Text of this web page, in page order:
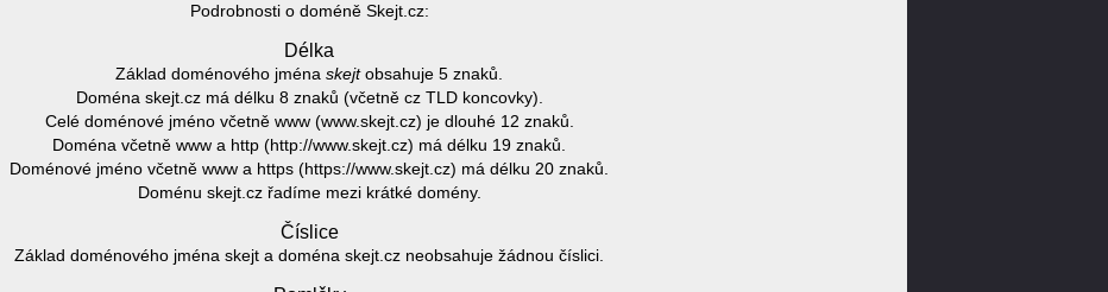
Podrobnosti o doméně Skejt.cz:
Délka
Základ doménového jména skejtobsahuje 5 znaků.
Doména skejt.cz má délku 8 znaků (včetně cz TLD koncovky).
Celé doménové jméno včetně www (www.skejt.cz) je dlouhé 12 znaků.
Doména včetně www a http (http://www.skejt.cz) má délku 19 znaků.
Doménové jméno včetně www a https (https://www.skejt.cz) má délku 20 znaků.
Doménu skejt.cz řadíme mezi krátké domény.
Číslice
Základ doménového jména skejt a doména skejt.cz neobsahuje žádnou číslici.